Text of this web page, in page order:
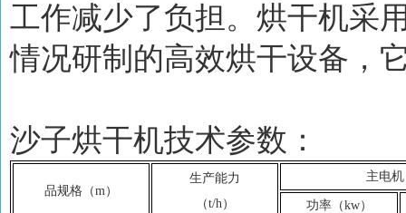
工作减少了负担。烘干机采
情况研制的高效烘干设备，
沙子烘干机技术参数：
品规格（m）
生产能力
（t/h）
主电机
功率（kw）